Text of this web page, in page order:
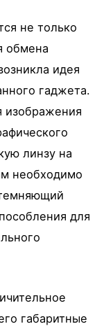
не только
обмена
идея
гаджета.
изображения
линзу на
необходимо
для
габаритные